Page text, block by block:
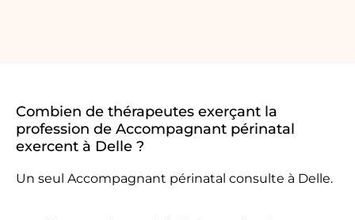
Combien de thérapeutes exerçant la
profession de Accompagnant périnatal
exercent à Delle ?
Un seul Accompagnant périnatal consulte à Delle.